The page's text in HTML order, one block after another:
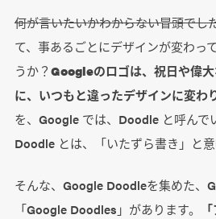
何が言いたいかわからない冒頭でし
て、事あるごとにデザインが変わっ
うか？Googleのロゴは、祝日や偉
に、いつもと違ったデザインに変わ
を、Google では、Doodle と呼んで
Doodle とは、「いたずら書き」と意
そんな、Google Doodleを集めた、
「Google Doodles」があります。